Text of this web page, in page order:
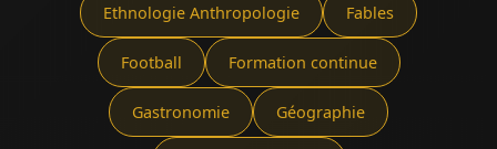
Ethnologie Anthropologie Fables
Football Formation continue
Gastronomie Géographie